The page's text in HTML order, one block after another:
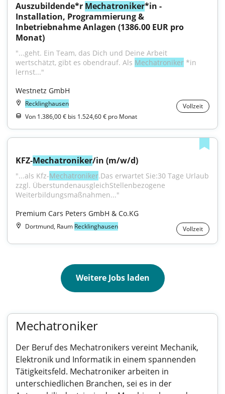
Auszubildende*r Mechatroniker*in -
Installation, Programmierung &
Inbetriebnahme Anlagen (1386.00 EUR pro
Monat)
"...geht. Ein Team, das Dich und Deine Arbeit
wertschätzt, gibt es obendrauf. Als Mechatroniker *in
lernst..."
Westnetz GmbH
Recklinghausen
Vollzeit
Von 1.386,00 € bis 1.524,60 € pro Monat
KFZ-Mechatroniker/in (m/w/d)
"...als Kfz-Mechatroniker.Das erwartet Sie:30 Tage Urlaub
zzgl. ÜberstundenausgleichStellenbezogene
Weiterbildungsmaßnahmen..."
Premium Cars Peters GmbH & Co.KG
Dortmund, Raum Recklinghausen Vollzeit
Weitere Jobs laden
Mechatroniker
Der Beruf des Mechatronikers vereint Mechanik,
Elektronik und Informatik in einem spannenden
Tätigkeitsfeld. Mechatroniker arbeiten in
unterschiedlichen Branchen, sei es in der